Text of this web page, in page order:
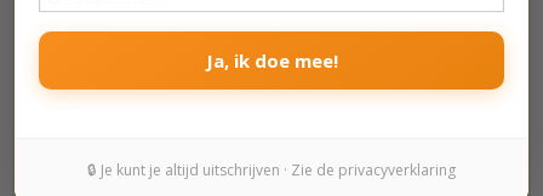
Oneens
Beetje oneens
Beetje eens
Ja, ik doe mee!
🔒 Je kunt je altijd uitschrijven · Zie de privacyverklaring